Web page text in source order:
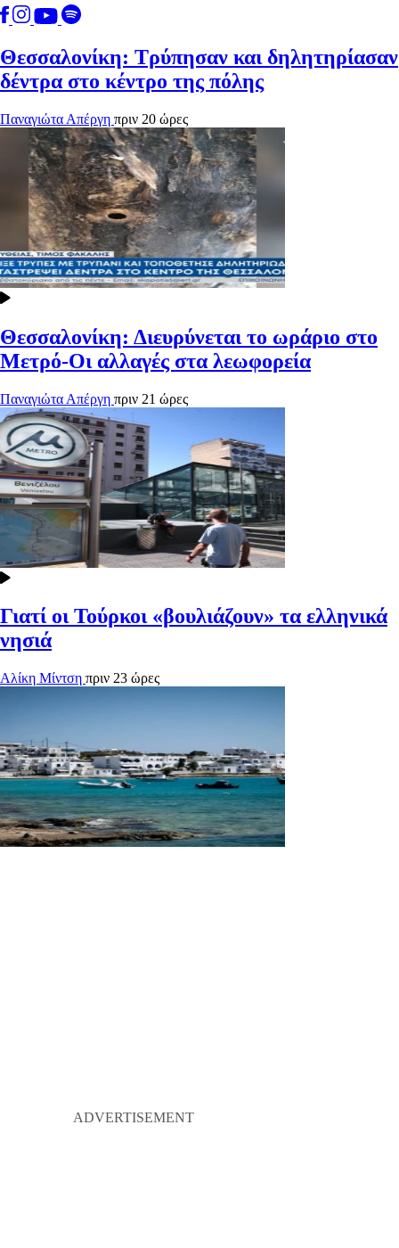
Θεσσαλονίκη: Τρύπησαν και δηλητηρίασαν
δέντρα στο κέντρο της πόλης
Παναγιώτα Απέργη πριν 20 ώρες
Θεσσαλονίκη: Διευρύνεται το ωράριο στο
Μετρό-Οι αλλαγές στα λεωφορεία
Παναγιώτα Απέργη πριν 21 ώρες
Γιατί οι Τούρκοι «βουλιάζουν» τα ελληνικά
νησιά
Αλίκη Μίντση πριν 23 ώρες